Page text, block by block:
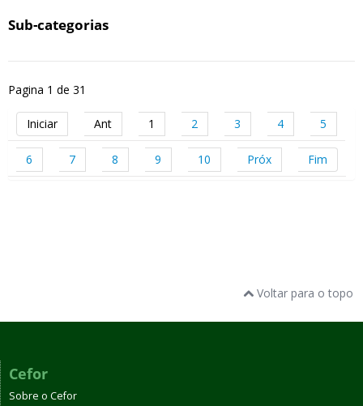
Sub-categorias
Pagina 1 de 31
Iniciar Ant 1 2 3 4 5
6 7 8 9 10 Próx Fim
Voltar para o topo
Cefor
Sobre o Cefor